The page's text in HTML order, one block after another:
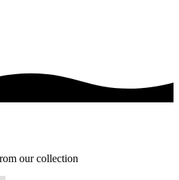
our collection